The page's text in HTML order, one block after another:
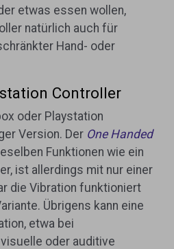
etwas essen wollen,
natürlich auch für
Hand- oder
Controller
oder Playstation
Version. Der One Handed
Funktionen wie ein
ist allerdings mit nur einer
die Vibration funktioniert
Übrigens kann eine
etwa bei
oder auditive